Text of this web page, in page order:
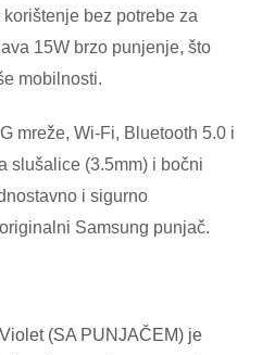
bez potrebe za
15W brzo punjenje, što
mobilnosti.
mreže, Wi-Fi, Bluetooth 5.0 i
slušalice (3.5mm) i bočni
i sigurno
Samsung punjač.
(SA PUNJAČEM) je